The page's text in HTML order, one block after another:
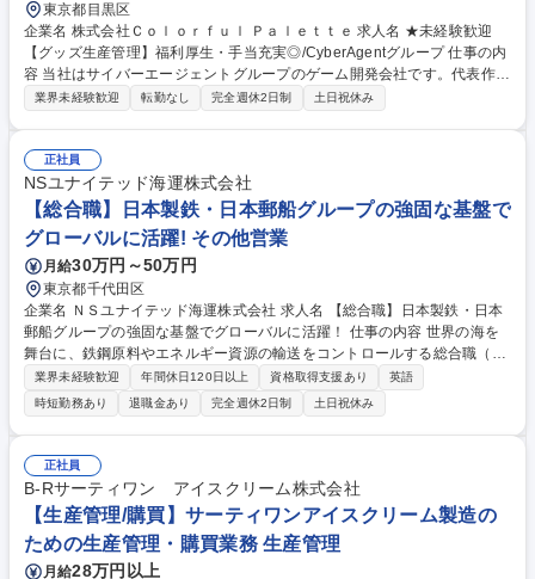
東京都目黒区
企業名 株式会社Ｃｏｌｏｒｆｕｌ Ｐａｌｅｔｔｅ 求人名 ★未経験歓迎
【グッズ生産管理】福利厚生・手当充実◎/CyberAgentグループ 仕事の内
容 当社はサイバーエージェントグループのゲーム開発会社です。代表作で
ある『プロジェクトセカイ カラフルステージ！ feat. 初音ミク』の開発・
定を含め一貫して携わっていただきます。 【具体的には】■グッズの見積
もり・入稿・納品までの一連の業務 ■サプライヤーハンドリングやコス
ト・納期の交渉 ■発注書・請求書の対応や商品企画・製造ライン調整 募集
職種 ★未経験歓迎【グッズ生産管理】福利厚生・手当充実◎/CyberAgent
グループ
業界未経験歓迎 転勤なし 完全週休2日制 土日祝休み
正社員
NSユナイテッド海運株式会社
【総合職】日本製鉄・日本郵船グループの強固な基盤で
グローバルに活躍! その他営業
月給30万円～50万円
東京都千代田区
企業名 ＮＳユナイテッド海運株式会社 求人名 【総合職】日本製鉄・日本
郵船グループの強固な基盤でグローバルに活躍！ 仕事の内容 世界の海を
舞台に、鉄鋼原料やエネルギー資源の輸送をコントロールする総合職（営
業・運航管理・企画）をお任せします。未経験からでも、億単位のビジネ
スを動かすダイナミズムを体感できる環境です。 (1)不定期船法人営業：
新規、既存どちらも担当。 飛び込みは無。メールや電話での契約がほとん
どとなります。(2)国内外の顧客との輸送契約交渉締結、運賃請求(3)原料
／製品輸送船の運航管理：貨物量の確認、補油・運航プランの作成等、積
み地から揚げ地までの運航を管理します。※顧客、船長・乗組員、港の代
理店・荷役業者、ブローカー等、全てのステークホルダーの窓口として、
安全・効率的な運航をコーディネートします 募集職種 【総合職】日本製
鉄・日本郵船グループの強固な基盤でグローバルに活躍！
業界未経験歓迎 年間休日120日以上 資格取得支援あり
英語
時短勤務あり
退職金あり 完全週休2日制 土日祝休み
正社員
B-Rサーティワン アイスクリーム株式会社
【生産管理/購買】サーティワンアイスクリーム製造の
ための生産管理・購買業務 生産管理
月給28万円以上